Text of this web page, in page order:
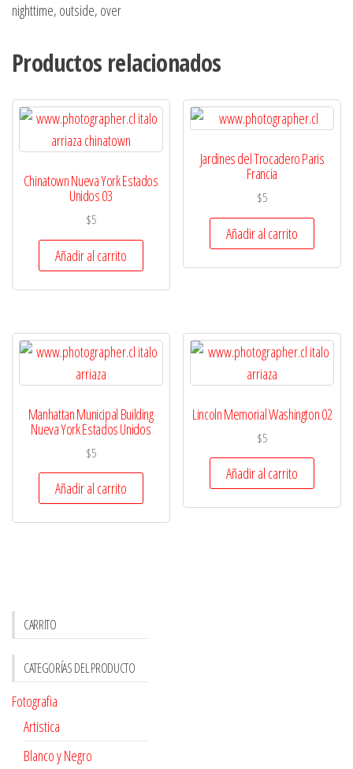
nighttime, outside, over
Productos relacionados
Chinatown Nueva York Estados
Unidos 03
$5
Añadir al carrito
Jardines del Trocadero Paris
Francia
$5
Añadir al carrito
Manhattan Municipal Building
Nueva York Estados Unidos
$5
Añadir al carrito
Lincoln Memorial Washington 02
$5
Añadir al carrito
CARRITO
CATEGORÍAS DEL PRODUCTO
Fotografia
Artistica
Blanco y Negro